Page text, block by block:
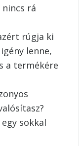
rá
rúgja ki
lenne,
a termékére
sokkal